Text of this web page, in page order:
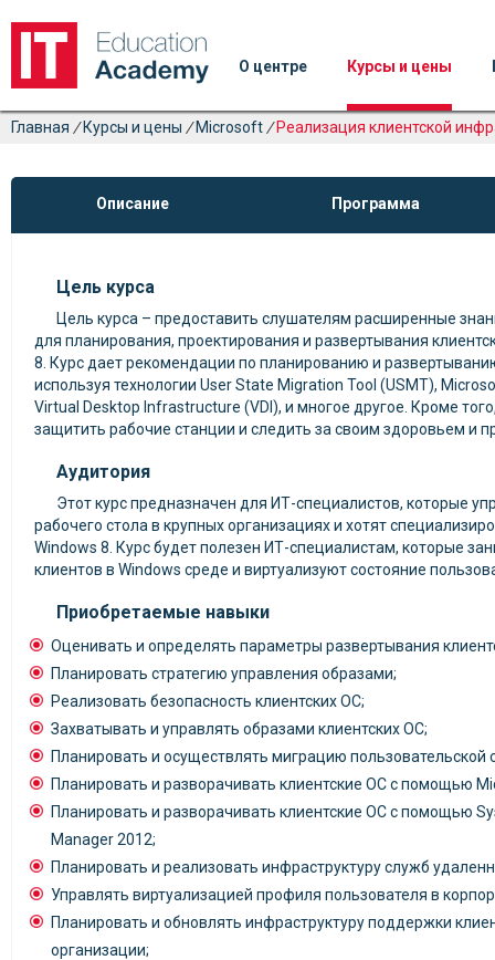
О центре Курсы и цены
Главная / Курсы и цены / Microsoft / Реализация клиентской
Описание Программа
Цель курса
Цель курса – предоставить слушателям расширенные
для планирования, проектирования и развертывания
8. Курс дает рекомендации по планированию и
используя технологии User State Migration Tool (USMT),
Virtual Desktop Infrastructure (VDI), и многое другое. Кроме
защитить рабочие станции и следить за своим здоровьем и
Аудитория
Этот курс предназначен для ИТ-специалистов, которые
рабочего стола в крупных организациях и хотят
Windows 8. Курс будет полезен ИТ-специалистам, которые
клиентов в Windows среде и виртуализуют состояние
Приобретаемые навыки
Оценивать и определять параметры развертывания
Планировать стратегию управления образами;
Реализовать безопасность клиентских ОС;
Захватывать и управлять образами клиентских ОС;
Планировать и осуществлять миграцию пользовательской
Планировать и разворачивать клиентские ОС с помощью
Планировать и разворачивать клиентские ОС с помощью
Manager 2012;
Планировать и реализовать инфраструктуру служб
Управлять виртуализацией профиля пользователя в
Планировать и обновлять инфраструктуру поддержки
организации;